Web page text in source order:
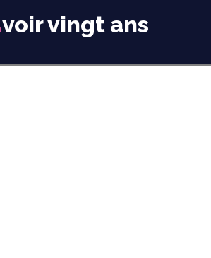
voir vingt ans